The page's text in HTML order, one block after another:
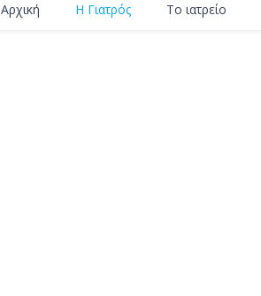
Αρχική Η Γιατρός Το ιατρείο